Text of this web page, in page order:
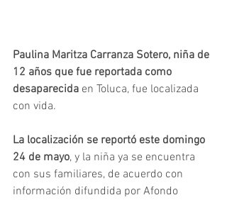
Paulina Maritza Carranza Sotero, niña de
12 años que fue reportada como
desaparecida en Toluca, fue localizada
con vida.
La localización se reportó este domingo
24 de mayo, y la niña ya se encuentra
con sus familiares, de acuerdo con
información difundida por Afondo